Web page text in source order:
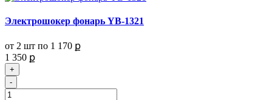
Электрошокер фонарь YB-1321
от 2 шт по 1 170 ք
1 350 ք
+
-